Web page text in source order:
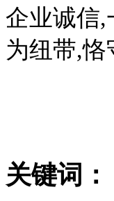
企业诚信,
为纽带,
关键词：